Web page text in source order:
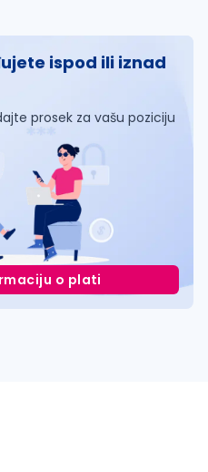
ispod ili iznad
prosek za vašu poziciju
o plati